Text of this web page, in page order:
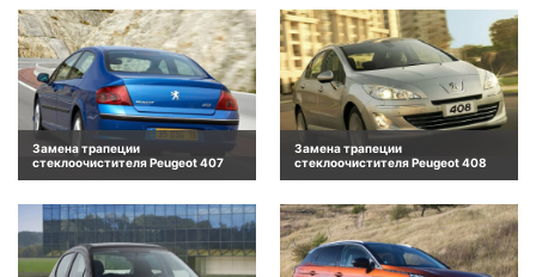
Замена трапеции
стеклоочистителя Peugeot 407
Замена трапеции
стеклоочистителя Peugeot 408